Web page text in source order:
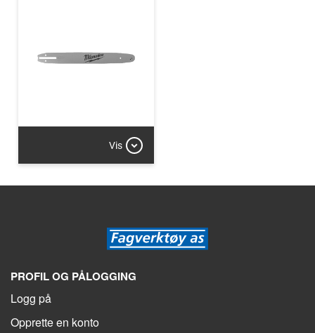
Vis
PROFIL OG PÅLOGGING
Logg på
Opprette en konto